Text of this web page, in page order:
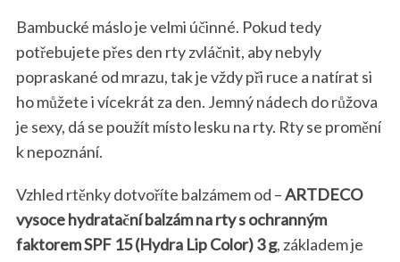
Bambucké máslo je velmi účinné. Pokud tedy
potřebujete přes den rty zvláčnit, aby nebyly
popraskané od mrazu, tak je vždy při ruce a natírat si
ho můžete i vícekrát za den. Jemný nádech do růžova
je sexy, dá se použít místo lesku na rty. Rty se promění
k nepoznání.
Vzhled rtěnky dotvoříte balzámem od –ARTDECO
vysoce hydratační balzám na rty s ochranným
faktorem SPF 15 (Hydra Lip Color) 3 g, základem je